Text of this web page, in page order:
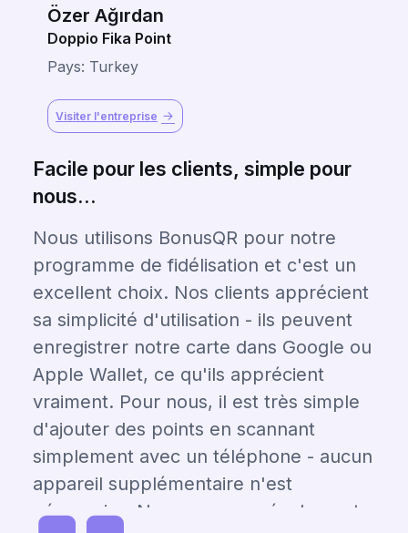
Özer Ağırdan
Doppio Fika Point
Pays: Turkey
Visiter l'entreprise
Facile pour les clients, simple pour
nous...
Nous utilisons BonusQR pour notre
programme de fidélisation et c'est un
excellent choix. Nos clients apprécient
sa simplicité d'utilisation - ils peuvent
enregistrer notre carte dans Google ou
Apple Wallet, ce qu'ils apprécient
vraiment. Pour nous, il est très simple
d'ajouter des points en scannant
simplement avec un téléphone - aucun
appareil supplémentaire n'est
nécessaire. Nous pouvons également